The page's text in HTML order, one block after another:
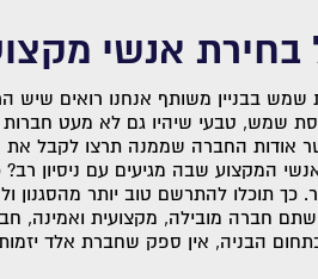
אנשי
בבניין משותף אנחנו רואים שיש
שמש, טבעי שיהיו גם לא מעט
אודות החברה שממנה תרצו לקבל את
המקצוע שבה מגיעים עם ניסיון
כך תוכלו להתרשם טוב יותר מהסגנון
חברה מובילה, מקצועית ואמינה,
בתחום הבניה, אין ספק שחברת אלד